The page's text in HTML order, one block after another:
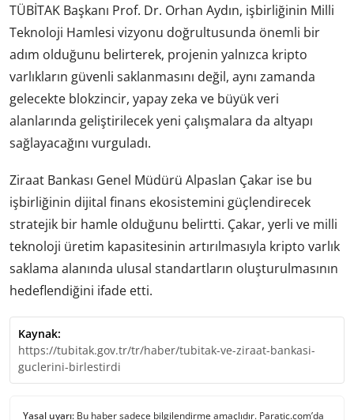
TÜBİTAK Başkanı Prof. Dr. Orhan Aydın, işbirliğinin Milli
Teknoloji Hamlesi vizyonu doğrultusunda önemli bir
adım olduğunu belirterek, projenin yalnızca kripto
varlıkların güvenli saklanmasını değil, aynı zamanda
gelecekte blokzincir, yapay zeka ve büyük veri
alanlarında geliştirilecek yeni çalışmalara da altyapı
sağlayacağını vurguladı.
Ziraat Bankası Genel Müdürü Alpaslan Çakar ise bu
işbirliğinin dijital finans ekosistemini güçlendirecek
stratejik bir hamle olduğunu belirtti. Çakar, yerli ve milli
teknoloji üretim kapasitesinin artırılmasıyla kripto varlık
saklama alanında ulusal standartların oluşturulmasının
hedeflendiğini ifade etti.
Kaynak:
https://tubitak.gov.tr/tr/haber/tubitak-ve-ziraat-bankasi-
guclerini-birlestirdi
Yasal uyarı: Bu haber sadece bilgilendirme amaçlıdır. Paratic.com’da